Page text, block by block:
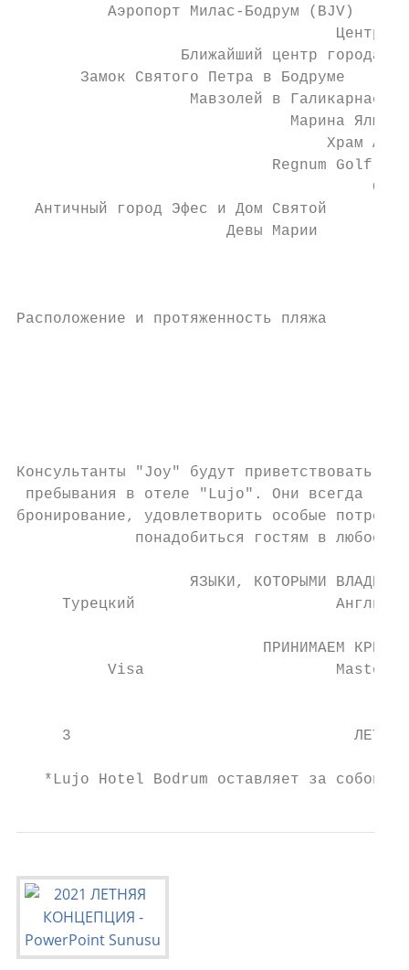
Аэропорт Милас-Бодрум (BJV)
Центр
Ближайший центр города
Замок Святого Петра в Бодруме
Мавзолей в Галикарнасе
Марина
Храм
Regnum Golf
Античный город Эфес и Дом Святой
                       Девы Марии
Расположение и протяженность пляжа
Консультанты "Joy" будут приветствовать
пребывания в отеле "Lujo". Они всегда
бронирование, удовлетворить особые
понадобиться гостям в любое
ЯЗЫКИ, КОТОРЫМИ ВЛАДЕЕТ
Турецкий
ПРИНИМАЕМ
Visa                     Master
3
*Lujo Hotel Bodrum оставляет за собой